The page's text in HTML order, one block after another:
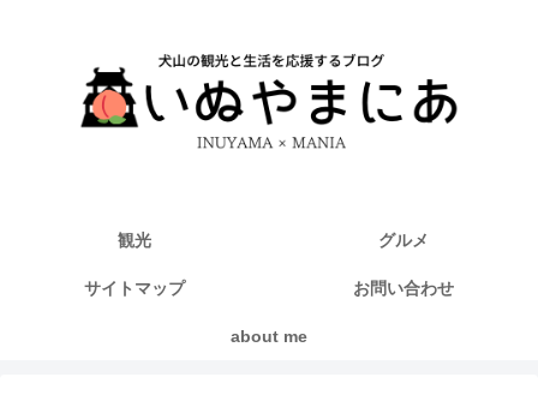
観光 グルメ
サイトマップ お問い合わせ
about me